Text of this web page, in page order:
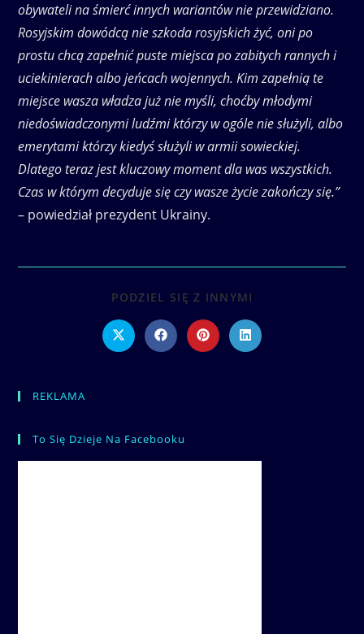
obywateli na śmierć innych wariantów nie przewidziano.
Rosyjskim dowódcą nie szkoda rosyjskich żyć, oni po
prostu chcą zapełnić puste miejsca po zabitych rannych i
uciekinierach albo jeńcach wojennych. Kim zapełnią te
miejsce wasza władza już nie myśli, choćby młodymi
niedoświadczonymi ludźmi którzy w ogóle nie służyli, albo
emerytami którzy kiedyś służyli w armii sowieckiej.
Dlatego teraz jest kluczowy moment dla was wszystkich.
Czas w którym decyduje się czy wasze życie zakończy się.”
– powiedział prezydent Ukrainy.
PODZIEL SIĘ Z INNYMI
CONTENT
Opens
in
Opens
in
Opens
in
Opens
in
REKLAMA
To Się Dzieje Na Facebooku